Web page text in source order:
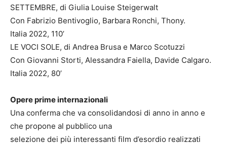
SETTEMBRE, di Giulia Louise Steigerwalt
Con Fabrizio Bentivoglio, Barbara Ronchi, Thony.
Italia 2022, 110’
LE VOCI SOLE, di Andrea Brusa e Marco Scotuzzi
Con Giovanni Storti, Alessandra Faiella, Davide Calgaro.
Italia 2022, 80’
Opere prime internazionali
Una conferma che va consolidandosi di anno in anno e
che propone al pubblico una
selezione dei più interessanti film d’esordio realizzati